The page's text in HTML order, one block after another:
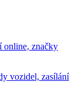
online, značky
vozidel, zasílání